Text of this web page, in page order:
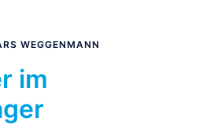
WEGGENMANN
im